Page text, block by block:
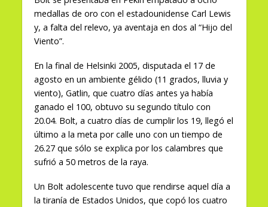
medallas de oro con el estadounidense Carl Lewis
y, a falta del relevo, ya aventaja en dos al “Hijo del
Viento”.
En la final de Helsinki 2005, disputada el 17 de
agosto en un ambiente gélido (11 grados, lluvia y
viento), Gatlin, que cuatro días antes ya había
ganado el 100, obtuvo su segundo título con
20.04. Bolt, a cuatro días de cumplir los 19, llegó el
último a la meta por calle uno con un tiempo de
26.27 que sólo se explica por los calambres que
sufrió a 50 metros de la raya.
Un Bolt adolescente tuvo que rendirse aquel día a
la tiranía de Estados Unidos, que copó los cuatro